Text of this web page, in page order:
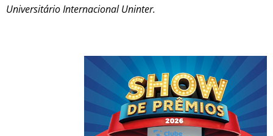
Universitário Internacional Uninter.